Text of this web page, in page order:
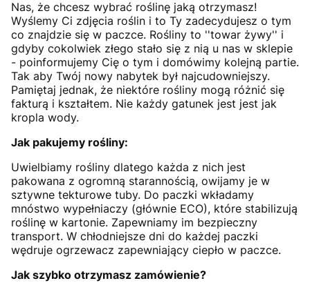
Nas, że chcesz wybrać roślinę jaką otrzymasz!
Wyślemy Ci zdjęcia roślin i to Ty zadecydujesz o tym
co znajdzie się w paczce. Rośliny to ''towar żywy'' i
gdyby cokolwiek złego stało się z nią u nas w sklepie
- poinformujemy Cię o tym i domówimy kolejną partie.
Tak aby Twój nowy nabytek był najcudowniejszy.
Pamiętaj jednak, że niektóre rośliny mogą różnić się
fakturą i kształtem. Nie każdy gatunek jest jest jak
kropla wody.
Jak pakujemy rośliny:
Uwielbiamy rośliny dlatego każda z nich jest
pakowana z ogromną starannością, owijamy je w
sztywne tekturowe tuby. Do paczki wkładamy
mnóstwo wypełniaczy (głównie ECO), które stabilizują
roślinę w kartonie. Zapewniamy im bezpieczny
transport. W chłodniejsze dni do każdej paczki
wędruje ogrzewacz zapewniający ciepło w paczce.
Jak szybko otrzymasz zamówienie?